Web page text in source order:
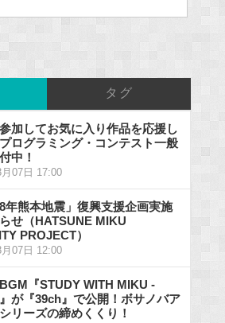
タグ
加してお気に入り作品を応援し
ログラミング・コンテスト一般
中！
07日 17:00
8年熊本地震」復興支援企画実施
せ（HATSUNE MIKU
PROJECT）
07日 12:00
『STUDY WITH MIKU -
が『39ch』で公開！ボサノバア
リーズの締めくくり！